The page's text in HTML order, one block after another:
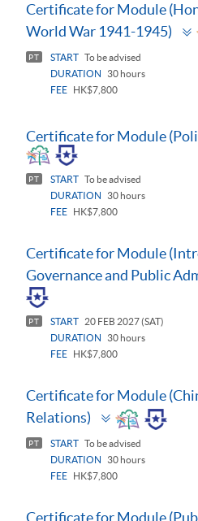
Certificate for Module
World War 1941-1945)
PT START To be advised
DURATION
30 hours
FEE
HK$7,800
Certificate for Module
PT START To be advised
DURATION
30 hours
FEE
HK$7,800
Certificate for Module
Governance and Public
PT START
20 FEB 2027 (SAT)
DURATION
30 hours
FEE
HK$7,800
Certificate for Module
Relations)
Toggle
panel
PT START To be advised
DURATION
30 hours
FEE
HK$7,800
Certificate for Module